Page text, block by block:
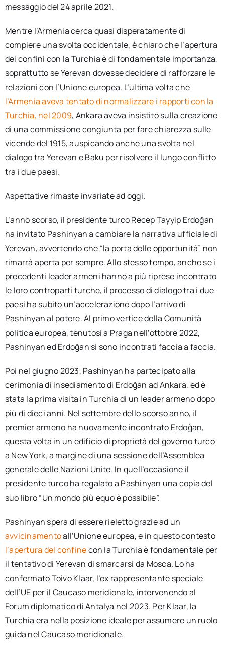
messaggio del 24 aprile 2021.
Mentre l’Armenia cerca quasi disperatamente di
compiere una svolta occidentale, è chiaro che l’apertura
dei confini con la Turchia è di fondamentale importanza,
soprattutto se Yerevan dovesse decidere di rafforzare le
relazioni con l’Unione europea. L’ultima volta che
l’Armenia aveva tentato di normalizzare i rapporti con la
Turchia, nel 2009, Ankara aveva insistito sulla creazione
di una commissione congiunta per fare chiarezza sulle
vicende del 1915, auspicando anche una svolta nel
dialogo tra Yerevan e Baku per risolvere il lungo conflitto
tra i due paesi.
Aspettative rimaste invariate ad oggi.
L’anno scorso, il presidente turco Recep Tayyip Erdoğan
ha invitato Pashinyan a cambiare la narrativa ufficiale di
Yerevan, avvertendo che “la porta delle opportunità” non
rimarrà aperta per sempre. Allo stesso tempo, anche se i
precedenti leader armeni hanno a più riprese incontrato
le loro controparti turche, il processo di dialogo tra i due
paesi ha subito un’accelerazione dopo l’arrivo di
Pashinyan al potere. Al primo vertice della Comunità
politica europea, tenutosi a Praga nell’ottobre 2022,
Pashinyan ed Erdoğan si sono incontrati faccia a faccia.
Poi nel giugno 2023, Pashinyan ha partecipato alla
cerimonia di insediamento di Erdoğan ad Ankara, ed è
stata la prima visita in Turchia di un leader armeno dopo
più di dieci anni. Nel settembre dello scorso anno, il
premier armeno ha nuovamente incontrato Erdoğan,
questa volta in un edificio di proprietà del governo turco
a New York, a margine di una sessione dell’Assemblea
generale delle Nazioni Unite. In quell’occasione il
presidente turco ha regalato a Pashinyan una copia del
suo libro “Un mondo più equo è possibile”.
Pashinyan spera di essere rieletto grazie ad un
avvicinamentoall’Unione europea, e in questo contesto
l’apertura del confinecon la Turchia è fondamentale per
il tentativo di Yerevan di smarcarsi da Mosca. Lo ha
confermato Toivo Klaar, l’ex rappresentante speciale
dell’UE per il Caucaso meridionale, intervenendo al
Forum diplomatico di Antalya nel 2023. Per Klaar, la
Turchia era nella posizione ideale per assumere un ruolo
guida nel Caucaso meridionale.